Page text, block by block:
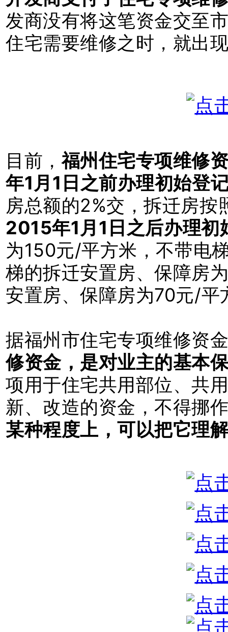
发商没有将这笔资金交至
住宅需要维修之时，就出
目前，福州住宅专项维修
年1月1日之前办理初始登
房总额的2%交，拆迁房
2015年1月1日之后办理初
为150元/平方米，不带电
梯的拆迁安置房、保障房
安置房、保障房为70元/平
据福州市住宅专项维修资
修资金，是对业主的基本
项用于住宅共用部位、共
新、改造的资金，不得挪
某种程度上，可以把它理